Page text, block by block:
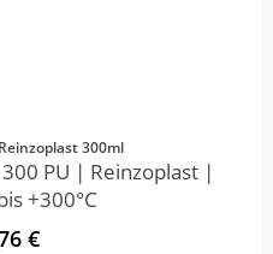
300ml
PU | Reinzoplast |
+300°C
€